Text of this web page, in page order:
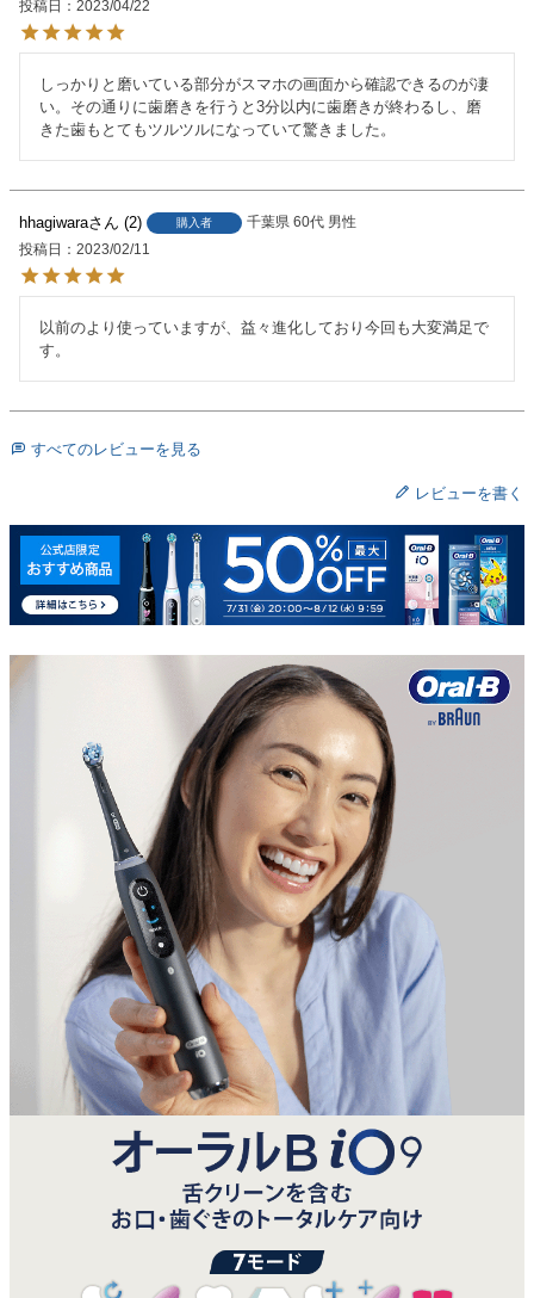
投稿日 2023/04/22
しっかりと磨いている部分がスマホの画面から確認できるのが凄
い。その通りに歯磨きを行うと3分以内に歯磨きが終わるし、磨
きた歯もとてもツルツルになっていて驚きました。
hhagiwara 2 購入者 千葉県 60代 男性
投稿日
2023/02/11
以前のより使っていますが、益々進化しており今回も大変満足で
す。
すべてのレビューを見る
レビューを書く